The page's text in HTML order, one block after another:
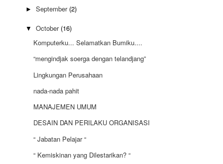
► September (2)
▼ October (16)
Komputerku... Selamatkan Bumiku....
“mengindjak soerga dengan telandjang”
Lingkungan Perusahaan
nada-nada pahit
MANAJEMEN UMUM
DESAIN DAN PERILAKU ORGANISASI
“ Jabatan Pelajar “
“ Kemiskinan yang Dilestarikan? “